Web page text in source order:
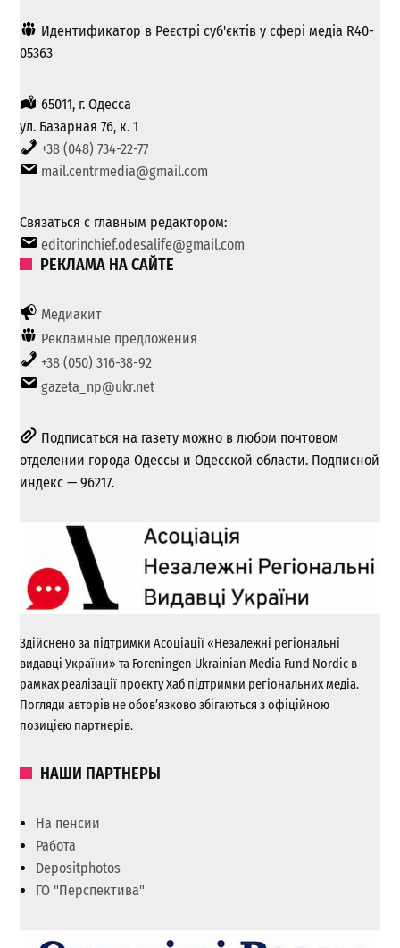
Идентификатор в Реєстрі суб'єктів у сфері медіа R40-
05363
65011, г. Одесса
ул. Базарная 76, к. 1
+38 (048) 734-22-77
mail.centrmedia@gmail.com
Связаться с главным редактором:
editorinchief.odesalife@gmail.com
РЕКЛАМА НА САЙТЕ
Медиакит
Рекламные предложения
+38 (050) 316-38-92
gazeta_np@ukr.net
Подписаться на газету можно в любом почтовом
отделении города Одессы и Одесской области. Подписной
индекс — 96217.
Здійснено за підтримки Асоціації «Незалежні регіональні
видавці України» та Foreningen Ukrainian Media Fund Nordic в
рамках реалізації проєкту Хаб підтримки регіональних медіа.
Погляди авторів не обов’язково збігаються з офіційною
позицією партнерів.
НАШИ ПАРТНЕРЫ
На пенсии
Работа
Depositphotos
ГО "Перспектива"